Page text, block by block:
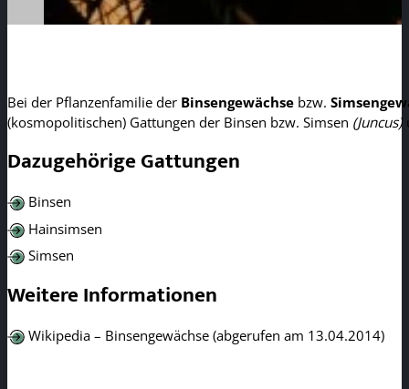
Bei der Pflanzenfamilie der Binsengewächse bzw.
(kosmopolitischen) Gattungen der Binsen bzw. Simsen (Juncus)
Dazugehörige Gattungen
Binsen
Hainsimsen
Simsen
Weitere Informationen
Wikipedia – Binsengewächse (abgerufen am 13.04.2014)